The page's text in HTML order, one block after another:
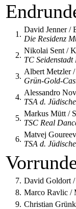
1.
David Jenner /
Die Residenz
2.
Nikolai Sent /
TC Seidenstadt
3.
Albert Metzler
Grün-Gold-
4.
Alessandro
TSA d.
5.
Markus Mütt /
TSC Real
6.
Matvej
TSA d.
7. David Goldort
8. Marco Ravlic /
9. Christian